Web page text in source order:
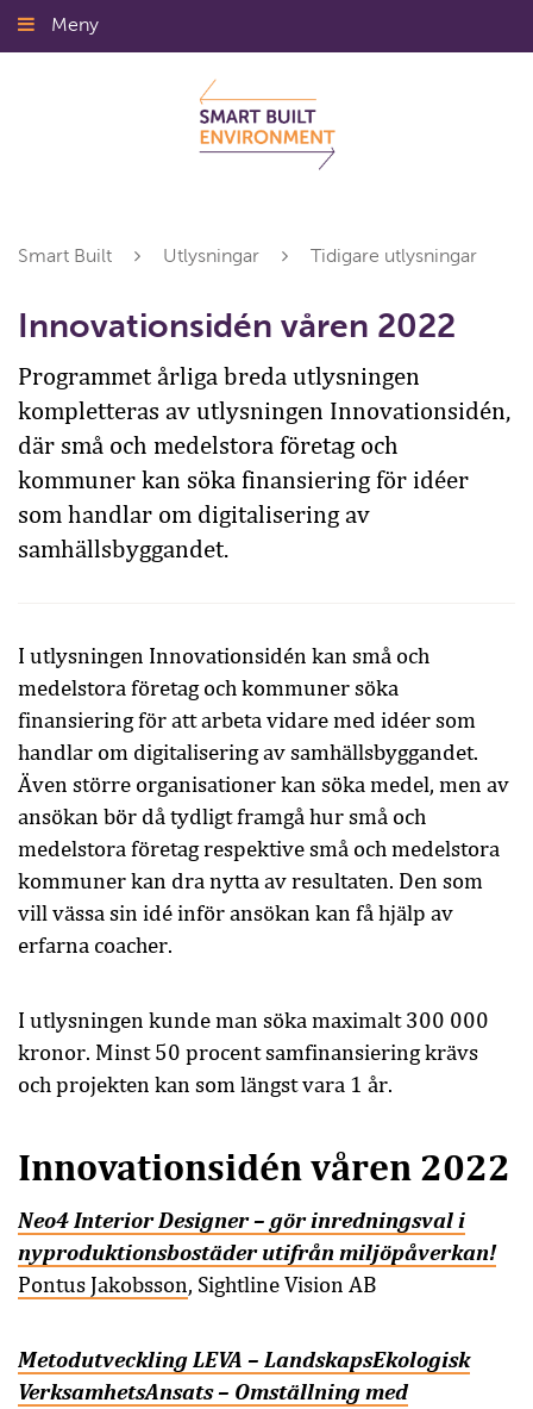
Gå
till
Meny
Smart Built Utlysningar Tidigare utlysningar
Innovationsidén våren 2022
Programmet årliga breda utlysningen
kompletteras av utlysningen Innovationsidén,
där små och medelstora företag och
kommuner kan söka finansiering för idéer
som handlar om digitalisering av
samhällsbyggandet.
I utlysningen Innovationsidén kan små och
medelstora företag och kommuner söka
finansiering för att arbeta vidare med idéer som
handlar om digitalisering av samhällsbyggandet.
Även större organisationer kan söka medel, men av
ansökan bör då tydligt framgå hur små och
medelstora företag respektive små och medelstora
kommuner kan dra nytta av resultaten. Den som
vill vässa sin idé inför ansökan kan få hjälp av
erfarna coacher.
I utlysningen kunde man söka maximalt 300 000
kronor. Minst 50 procent samfinansiering krävs
och projekten kan som längst vara 1 år.
Innovationsidén våren 2022
Neo4 Interior Designer – gör inredningsval i
nyproduktionsbostäder utifrån miljöpåverkan!
Pontus Jakobsson, Sightline Vision AB
Metodutveckling LEVA – LandskapsEkologisk
VerksamhetsAnsats – Omställning med